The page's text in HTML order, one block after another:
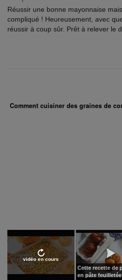
Réussir une bonne mayonnaise
compliqué ! Heureusement, avec
réussir à coup sûr. Prêt à relever le
Comment cuisiner des graines de
vidéo en cours
Cette recette de
en pâte